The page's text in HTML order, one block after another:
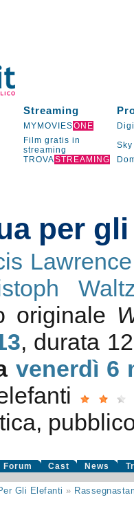
Streaming
MYMOVIESONE
Film gratis in
streaming
Sky
TROVASTREAMING
per
Lawrence
originale
, durata
venerdì 6
Forum Cast News
Gli Elefanti »